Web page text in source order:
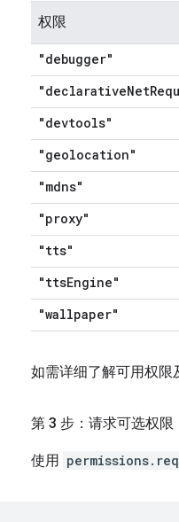
权限
"debugger"
"declarativeNet
"devtools"
"geolocation"
"mdns"
"proxy"
"tts"
"ttsEngine"
"wallpaper"
如需详细了解可用权限
第 3 步：请求可选权限
使用